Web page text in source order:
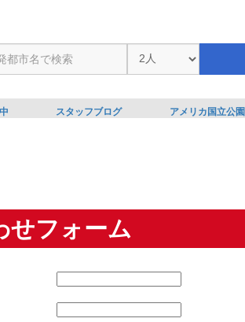
スタッフブログ アメリカ国立公園
せフォーム